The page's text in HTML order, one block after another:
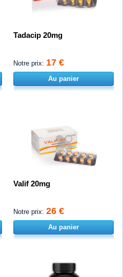
Tadacip 20mg
Notre prix: 17 €
Au panier
Valif 20mg
Notre prix: 26 €
Au panier